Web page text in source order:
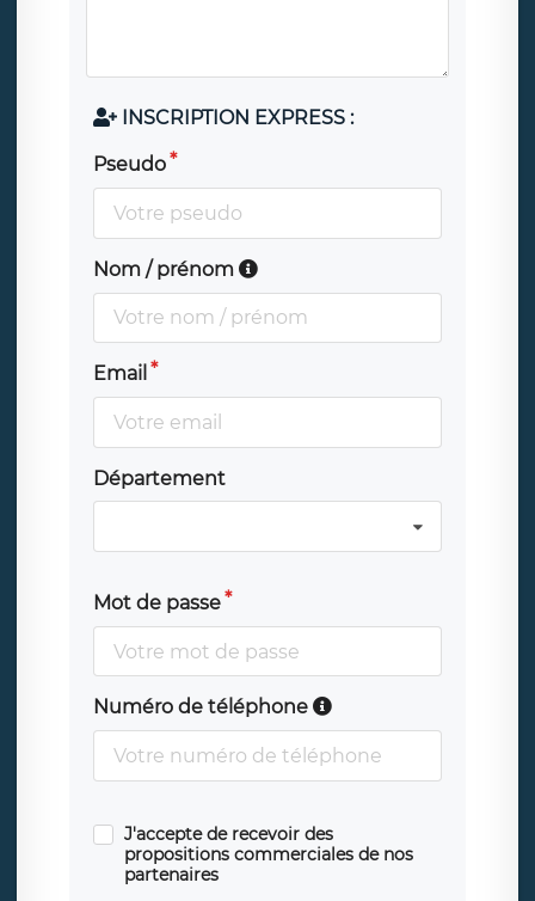
INSCRIPTION EXPRESS :
Pseudo
Nom / prénom
Email
Département
Mot de passe
Numéro de téléphone
J'accepte de recevoir des
propositions commerciales de nos
partenaires